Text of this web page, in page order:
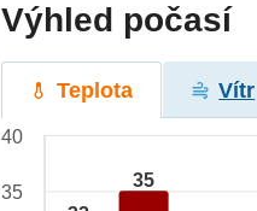
Výhled počasí
Teplota Vítr
35
40
35